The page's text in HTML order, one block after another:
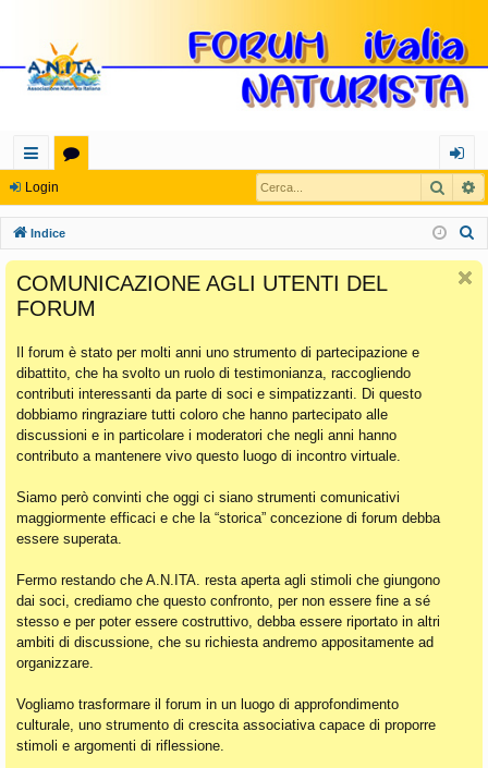
oll
eg
a
m
en
ti
Ra
pi
di
u
m
og
in
Login Cerca
Indice
COMUNICAZIONE AGLI UTENTI DEL
FORUM
Il forum è stato per molti anni uno strumento di partecipazione e
dibattito, che ha svolto un ruolo di testimonianza, raccogliendo
contributi interessanti da parte di soci e simpatizzanti. Di questo
dobbiamo ringraziare tutti coloro che hanno partecipato alle
discussioni e in particolare i moderatori che negli anni hanno
contributo a mantenere vivo questo luogo di incontro virtuale.
Siamo però convinti che oggi ci siano strumenti comunicativi
maggiormente efficaci e che la “storica” concezione di forum debba
essere superata.
Fermo restando che A.N.ITA. resta aperta agli stimoli che giungono
dai soci, crediamo che questo confronto, per non essere fine a sé
stesso e per poter essere costruttivo, debba essere riportato in altri
ambiti di discussione, che su richiesta andremo appositamente ad
organizzare.
Vogliamo trasformare il forum in un luogo di approfondimento
culturale, uno strumento di crescita associativa capace di proporre
stimoli e argomenti di riflessione.